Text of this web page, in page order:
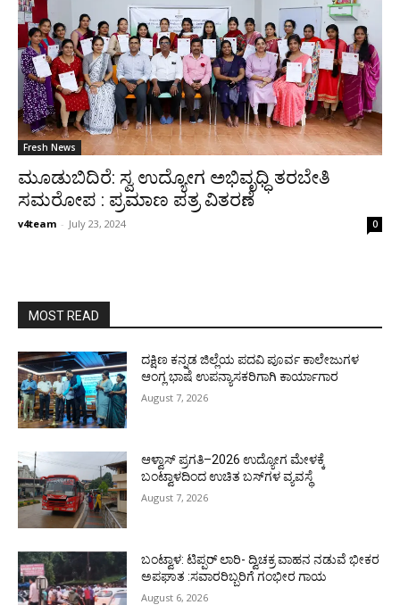
Fresh News
ಮೂಡುಬಿದಿರೆ: ಸ್ವ ಉದ್ಯೋಗ ಅಭಿವೃಧ್ಧಿ ತರಬೇತಿ
ಸಮರೋಪ : ಪ್ರಮಾಣ ಪತ್ರ ವಿತರಣೆ
v4team - July 23, 2024 0
MOST READ
ದಕ್ಷಿಣ ಕನ್ನಡ ಜಿಲ್ಲೆಯ ಪದವಿ ಪೂರ್ವ ಕಾಲೇಜುಗಳ
ಆಂಗ್ಲ ಭಾಷೆ ಉಪನ್ಯಾಸಕರಿಗಾಗಿ ಕಾರ್ಯಾಗಾರ
August 7, 2026
ಆಳ್ವಾಸ್ ಪ್ರಗತಿ–2026 ಉದ್ಯೋಗ ಮೇಳಕ್ಕೆ
ಬಂಟ್ವಾಳದಿಂದ ಉಚಿತ ಬಸ್‌ಗಳ ವ್ಯವಸ್ಥೆ
August 7, 2026
ಬಂಟ್ವಾಳ: ಟಿಪ್ಪರ್ ಲಾರಿ- ದ್ವಿಚಕ್ರ ವಾಹನ ನಡುವೆ ಭೀಕರ
ಅಪಘಾತ :ಸವಾರರಿಬ್ಬರಿಗೆ ಗಂಭೀರ ಗಾಯ
August 6, 2026